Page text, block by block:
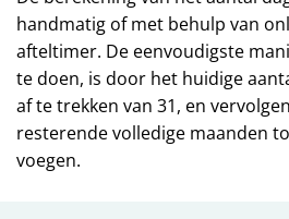
handmatig of met behulp van
afteltimer. De eenvoudigste
te doen, is door het huidige
af te trekken van 31, en
resterende volledige maanden
voegen.